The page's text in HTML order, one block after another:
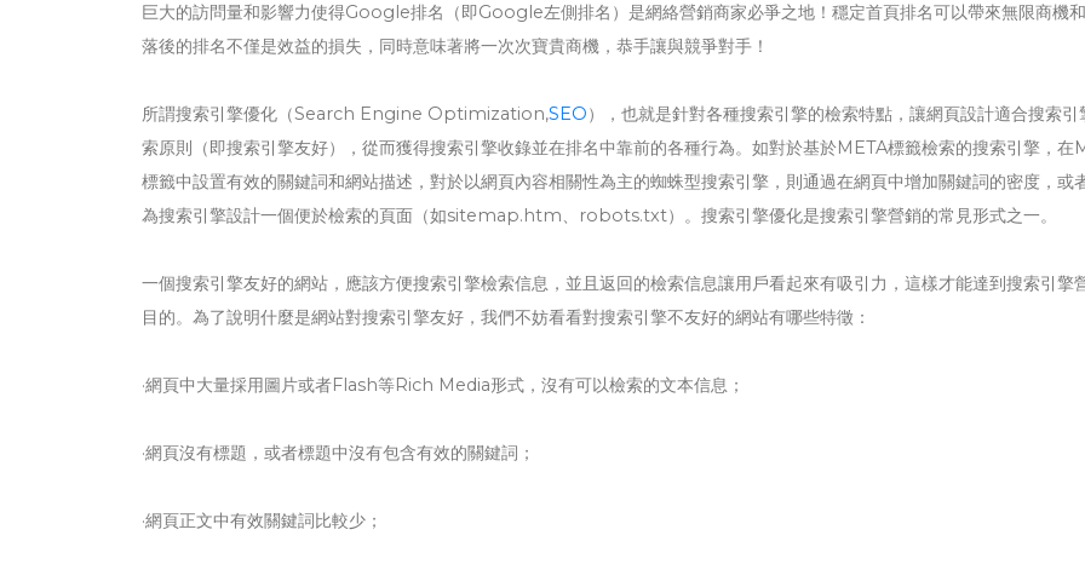
巨大的訪問量和影響力使得Google排名（即Google左側排名）是網絡營銷商家必爭之地！穩定首頁排名可以帶來無限商機和
落後的排名不僅是效益的損失，同時意味著將一次次寶貴商機，恭手讓與競爭對手！
所謂搜索引擎優化（Search Engine Optimization,SEO），也就是針對各種搜索引擎的檢索特點，讓網頁設計適合搜索引
索原則（即搜索引擎友好），從而獲得搜索引擎收錄並在排名中靠前的各種行為。如對於基於META標籤檢索的搜索引擎，在
標籤中設置有效的關鍵詞和網站描述，對於以網頁內容相關性為主的蜘蛛型搜索引擎，則通過在網頁中增加關鍵詞的密度，或
為搜索引擎設計一個便於檢索的頁面（如sitemap.htm、robots.txt）。搜索引擎優化是搜索引擎營銷的常見形式之一。
一個搜索引擎友好的網站，應該方便搜索引擎檢索信息，並且返回的檢索信息讓用戶看起來有吸引力，這樣才能達到搜索引擎
目的。為了說明什麼是網站對搜索引擎友好，我們不妨看看對搜索引擎不友好的網站有哪些特徵：
·網頁中大量採用圖片或者Flash等Rich Media形式，沒有可以檢索的文本信息；
·網頁沒有標題，或者標題中沒有包含有效的關鍵詞；
·網頁正文中有效關鍵詞比較少；